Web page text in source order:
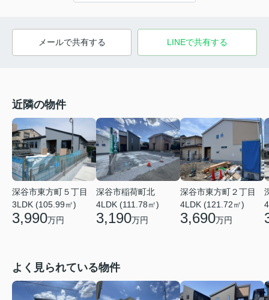
メールで共有する LINEで共有する
近隣の物件
深谷市東方町５丁目
3LDK (105.99㎡)
3,990万円
深谷市稲荷町北
4LDK (111.78㎡)
3,190万円
深谷市東方町２丁目
4LDK (121.72㎡)
3,690万円
よく見られている物件